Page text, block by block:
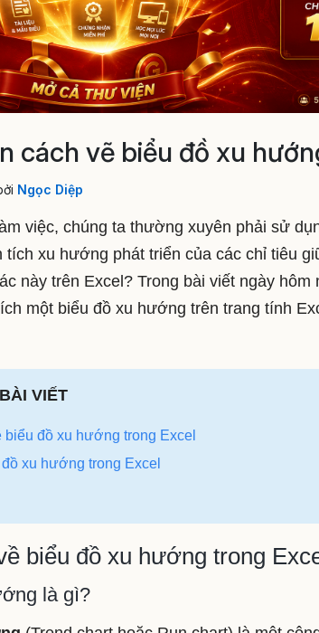
cách vẽ biểu đồ xu
Ngọc Diệp
việc, chúng ta thường xuyên phải sử
tích xu hướng phát triển của các chỉ tiêu
này trên Excel? Trong bài viết ngày
một biểu đồ xu hướng trên trang tính
VIẾT
biểu đồ xu hướng trong Excel
xu hướng trong Excel
biểu đồ xu hướng trong
là gì?